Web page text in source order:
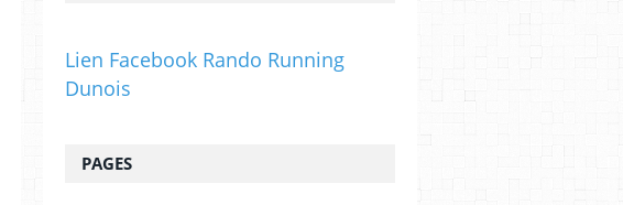
PAGES
Lien Facebook Rando Running
Dunois